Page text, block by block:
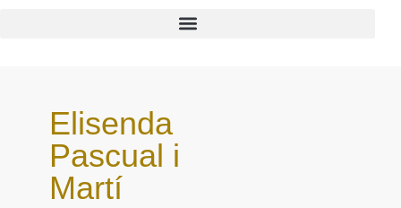
Elisenda
Pascual i
Martí